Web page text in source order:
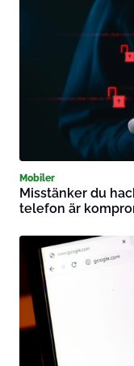
Mobiler
Misstänker du
telefon är